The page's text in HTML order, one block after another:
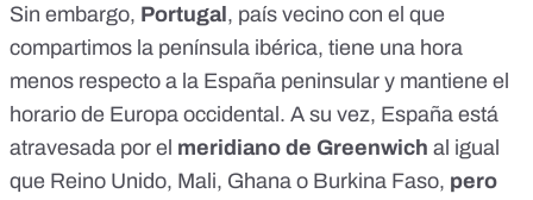
Sin embargo, Portugal, país vecino con el que
compartimos la península ibérica, tiene una hora
menos respecto a la España peninsular y mantiene el
horario de Europa occidental. A su vez, España está
atravesada por el meridiano de Greenwich al igual
que Reino Unido, Mali, Ghana o Burkina Faso, pero